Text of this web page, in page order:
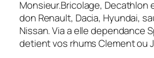
Monsieur.Bricolage, Decathlon
don Renault, Dacia, Hyundai,
Nissan. Via a elle dependance
detient vos rhums Clement ou